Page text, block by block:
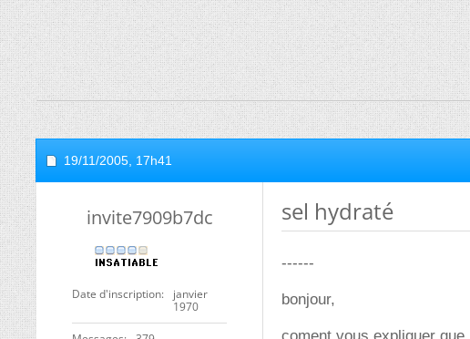
19/11/2005, 17h41
invite7909b7dc
Date d'inscription
janvier
1970
sel hydraté
------
bonjour,